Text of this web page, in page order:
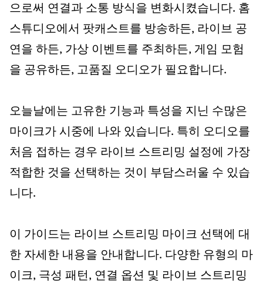
으로써 연결과 소통 방식을 변화시켰습니다. 홈
스튜디오에서 팟캐스트를 방송하든, 라이브 공
연을 하든, 가상 이벤트를 주최하든, 게임 모험
을 공유하든, 고품질 오디오가 필요합니다.
오늘날에는 고유한 기능과 특성을 지닌 수많은
마이크가 시중에 나와 있습니다. 특히 오디오를
처음 접하는 경우 라이브 스트리밍 설정에 가장
적합한 것을 선택하는 것이 부담스러울 수 있습
니다.
이 가이드는 라이브 스트리밍 마이크 선택에 대
한 자세한 내용을 안내합니다. 다양한 유형의 마
이크, 극성 패턴, 연결 옵션 및 라이브 스트리밍